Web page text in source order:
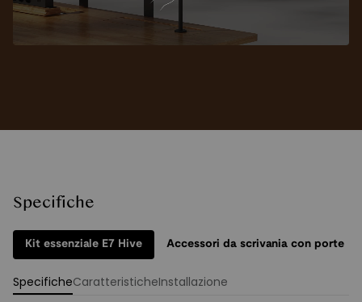
Specifiche
Kit essenziale E7 Hive Accessori da scrivania con porte
SpecificheCaratteristicheInstallazione